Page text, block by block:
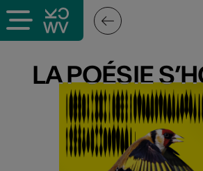
LA POÉSIE
LA POÉSIE